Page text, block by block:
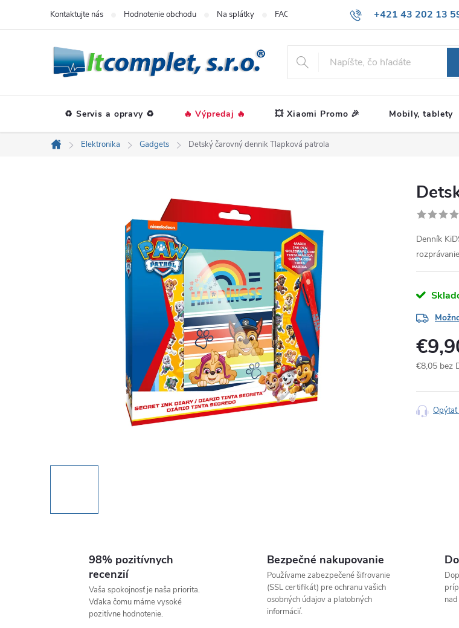
+421 43 202 13
Kontaktujte nás Hodnotenie obchodu Na splátky FAQ
♻️ Servis a opravy ♻️ 🔥 Výpredaj 🔥 💥 Xiaomi Promo 🎉 Mobily, tablety
Domov
Elektronika Gadgets Detský čarovný dennik Tlapková patrola
Denník
€8,05 bez
cena:
Opýtať
98% pozitívnych
recenzií
Vaša spokojnosť je naša priorita.
Vďaka čomu máme vysoké
pozitívne hodnotenie.
Bezpečné nakupovanie
Používame zabezpečené šifrovanie
(SSL certifikát) pre ochranu vašich
osobných údajov a platobných
informácií.